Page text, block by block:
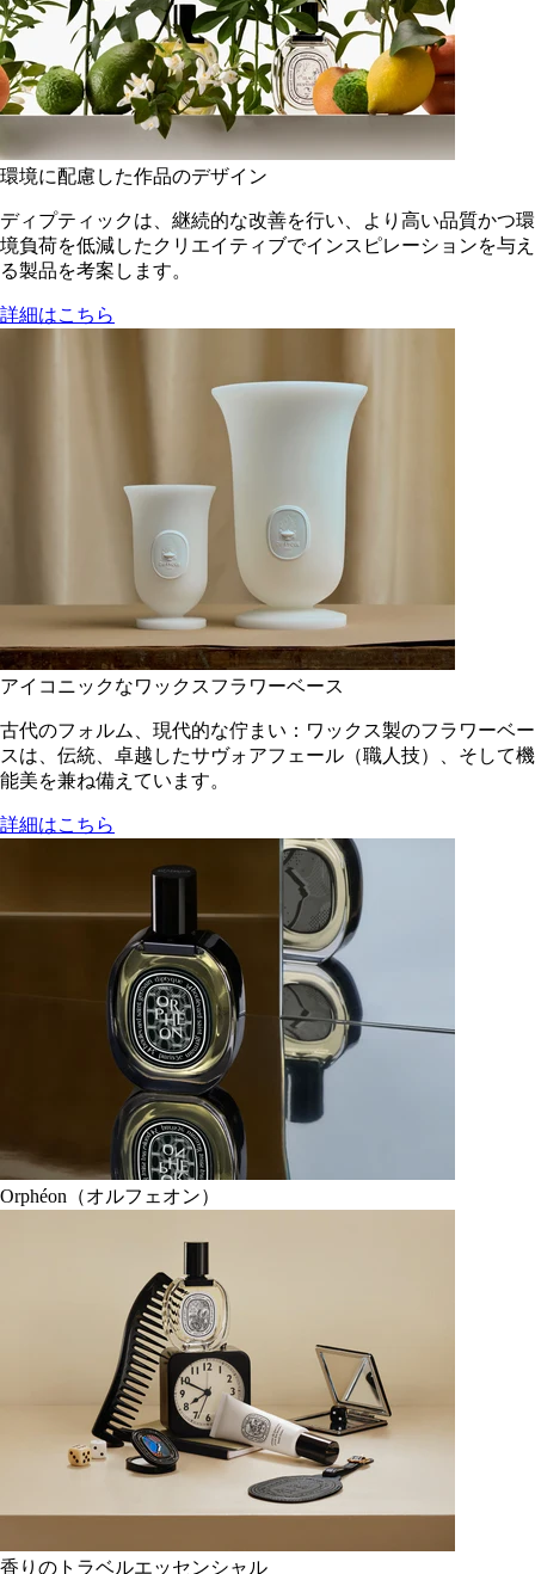
環境に配慮した作品のデザイン
ディプティックは、継続的な改善を行い、より高い品質かつ環
境負荷を低減した​クリエイティブでインスピレーションを与え
る製品を考案します。
詳細はこちら
アイコニックなワックスフラワーベース
古代のフォルム、現代的な佇まい：ワックス製のフラワーベー
スは、伝統、卓越したサヴォアフェール（職人技）、そして機
能美を兼ね備えています。
詳細はこちら
Orphéon（オルフェオン）
香りのトラベルエッセンシャル